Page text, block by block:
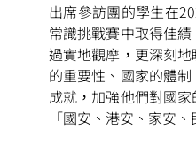
出席參訪團的學生在
常識挑戰賽中取得佳
過實地觀摩，更深刻
的重要性、國家的體
成就，加強他們對國
「國安、港安、家安